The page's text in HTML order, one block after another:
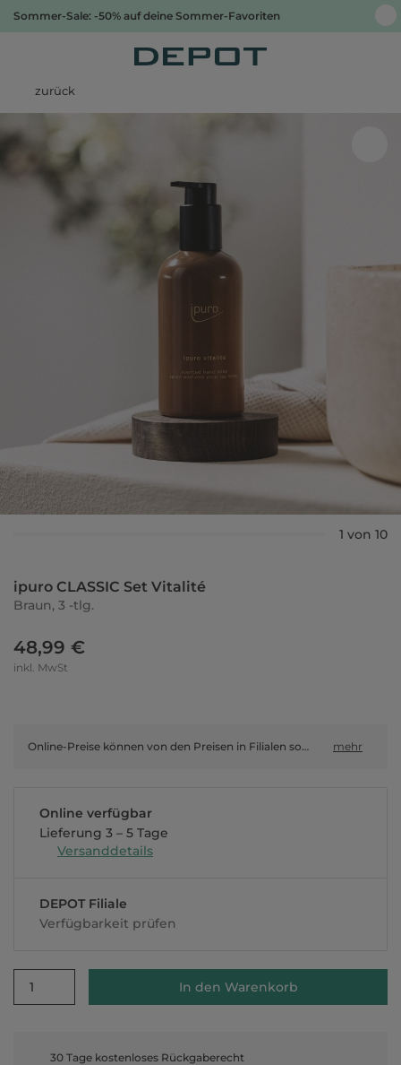
Sommer-Sale: -50% auf deine Sommer-Favoriten
zurück
1 von 10
ipuro CLASSIC Set Vitalité
Braun, 3 -tlg.
48,99 €
inkl. MwSt
Online-Preise können von den Preisen in Filialen sowie Shop-in-Shop-Flächen abweichen. mehr
Online verfügbar
Lieferung 3 – 5 Tage
Versanddetails
DEPOT Filiale
Verfügbarkeit prüfen
1 In den Warenkorb
30 Tage kostenloses Rückgaberecht